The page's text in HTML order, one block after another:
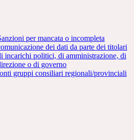
per mancata o incompleta
dei dati da parte dei titolari
incarichi politici, di amministrazione, di
o di governo
gruppi consiliari regionali/provinciali